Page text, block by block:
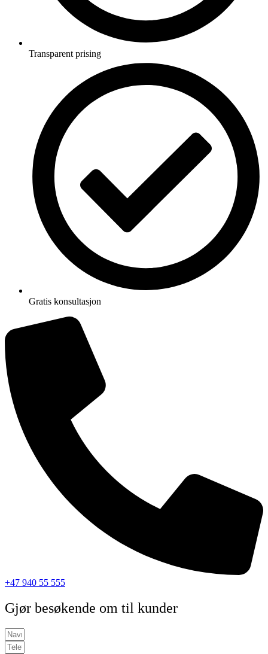
Transparent prising
Gratis konsultasjon
+47 940 55 555
Gjør besøkende om til kunder